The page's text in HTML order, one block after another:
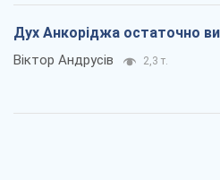
Дух Анкоріджа остаточно
Віктор Андрусів 2,3 т.